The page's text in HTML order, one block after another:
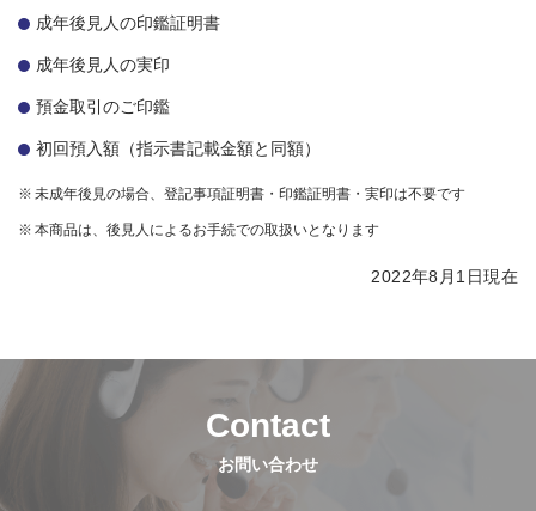
成年後見人の印鑑証明書
成年後見人の実印
預金取引のご印鑑
初回預入額（指示書記載金額と同額）
未成年後見の場合、登記事項証明書・印鑑証明書・実印は不要です
本商品は、後見人によるお手続での取扱いとなります
2022年8月1日現在
Contact
お問い合わせ